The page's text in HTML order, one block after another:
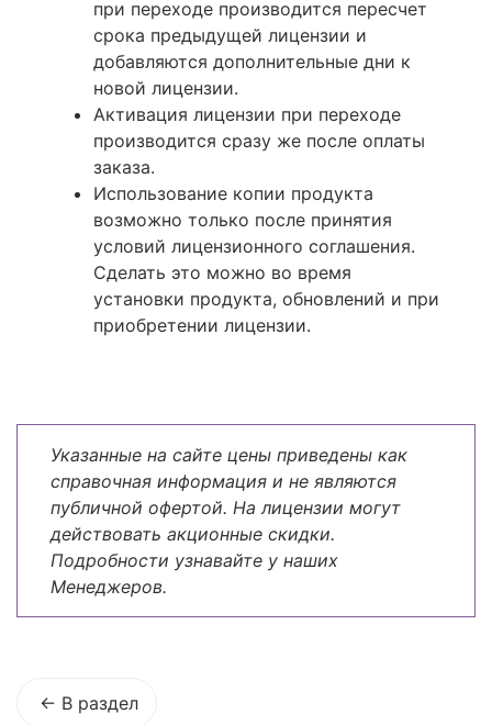
при переходе производится пересчет
срока предыдущей лицензии и
добавляются дополнительные дни к
новой лицензии.
Активация лицензии при переходе
производится сразу же после оплаты
заказа.
Использование копии продукта
возможно только после принятия
условий лицензионного соглашения.
Сделать это можно во время
установки продукта, обновлений и при
приобретении лицензии.
Указанные на сайте цены приведены как
справочная информация и не являются
публичной офертой. На лицензии могут
действовать акционные скидки.
Подробности узнавайте у наших
Менеджеров.
В раздел